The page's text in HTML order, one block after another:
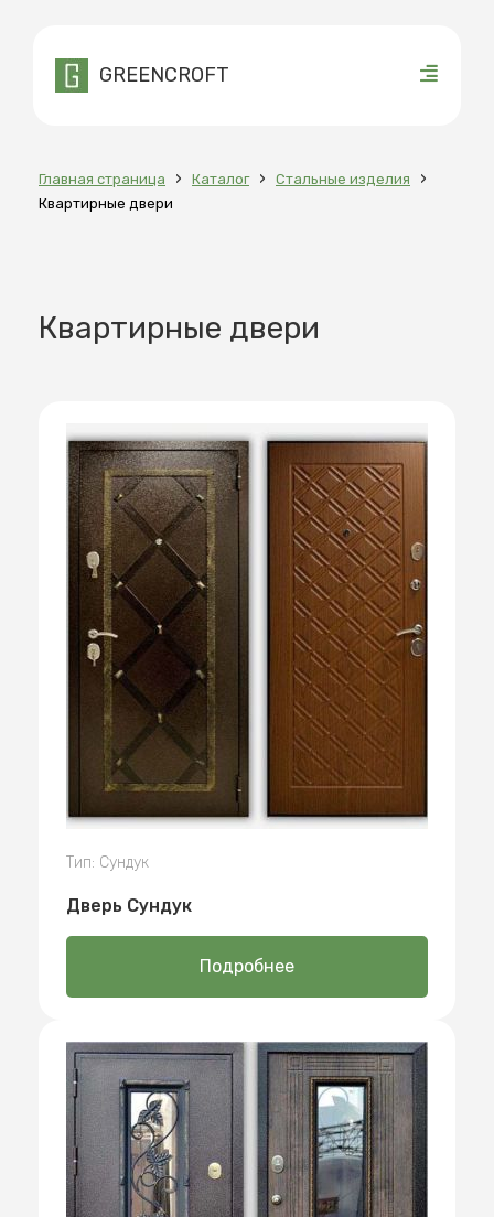
GREENCROFT
Главная страница › Каталог › Стальные изделия ›
Квартирные двери
Квартирные двери
Тип: Сундук
Дверь Сундук
Подробнее